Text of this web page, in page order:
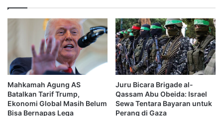
Mahkamah Agung AS
Batalkan Tarif Trump,
Ekonomi Global Masih Belum
Bisa Bernapas Lega
Juru Bicara Brigade al-
Qassam Abu Obeida: Israel
Sewa Tentara Bayaran untuk
Perang di Gaza